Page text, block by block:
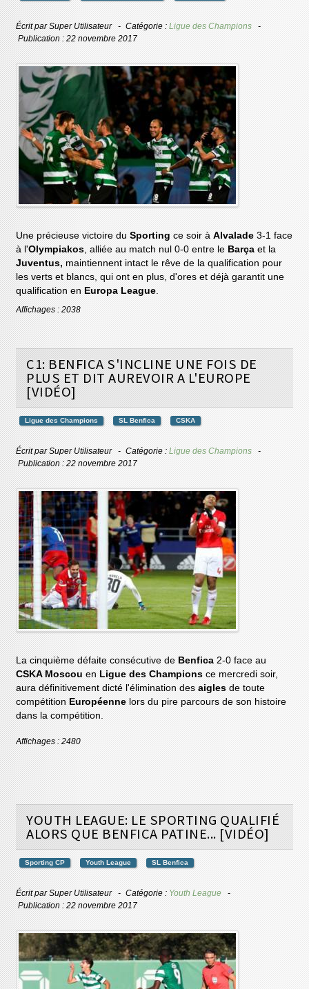
Écrit parSuper Utilisateur Catégorie :Ligue des Champions
Publication : 22 novembre 2017
Une précieuse victoire duSporting ce soir àAlvalade 3-1 face
à l'Olympiakos, alliée au match nul 0-0 entre le Barça et la
Juventus, maintiennent intact le rêve de la qualification pour
les verts et blancs, qui ont en plus, d'ores et déjà garantit une
qualification en Europa League.
Affichages : 2038
C1: BENFICA S'INCLINE UNE FOIS DE
PLUS ET DIT AUREVOIR A L'EUROPE
[VIDÉO]
Ligue des Champions SL Benfica CSKA
Écrit parSuper Utilisateur Catégorie :Ligue des Champions
Publication : 22 novembre 2017
La cinquième défaite consécutive de Benfica2-0 face au
CSKA Moscou en Ligue des Champions ce mercredi soir,
aura définitivement dicté l'élimination desaiglesde toute
compétition Européenne lors du pire parcours de son histoire
dans la compétition.
Affichages : 2480
YOUTH LEAGUE: LE SPORTING QUALIFIÉ
ALORS QUE BENFICA PATINE... [VIDÉO]
Sporting CP Youth League SL Benfica
Écrit parSuper Utilisateur Catégorie : Youth League
Publication : 22 novembre 2017